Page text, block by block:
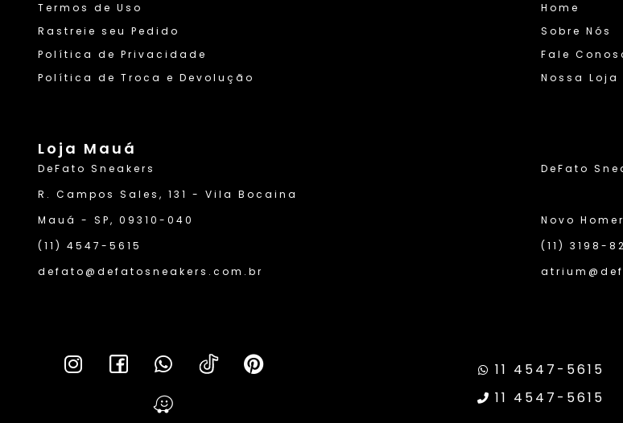
Termos de Uso
Rastreie seu Pedido
Política de Privacidade
Política de Troca e Devolução
Home
Sobre Nós
Fale
Nossa Loja
Loja Mauá
DeFato Sneakers
R. Campos Sales, 131 - Vila Bocaina
Mauá - SP, 09310-040
(11) 4547-5615
defato@defatosneakers.com.br
DeFato
Novo
(11) 3198-
11 4547-5615
11 4547-5615